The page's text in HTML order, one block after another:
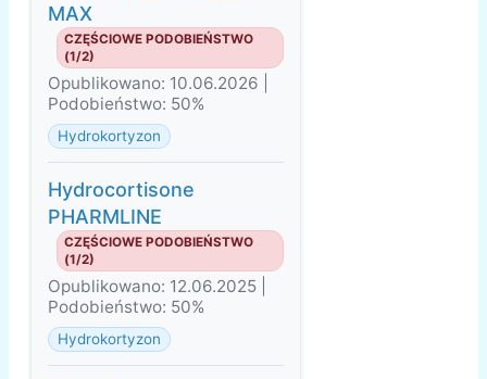
MAX
CZĘŚCIOWE PODOBIEŃSTWO
(1/2)
Opublikowano: 10.06.2026 |
Podobieństwo: 50%
Hydrokortyzon
Hydrocortisone
PHARMLINE
CZĘŚCIOWE PODOBIEŃSTWO
(1/2)
Opublikowano: 12.06.2025 |
Podobieństwo: 50%
Hydrokortyzon